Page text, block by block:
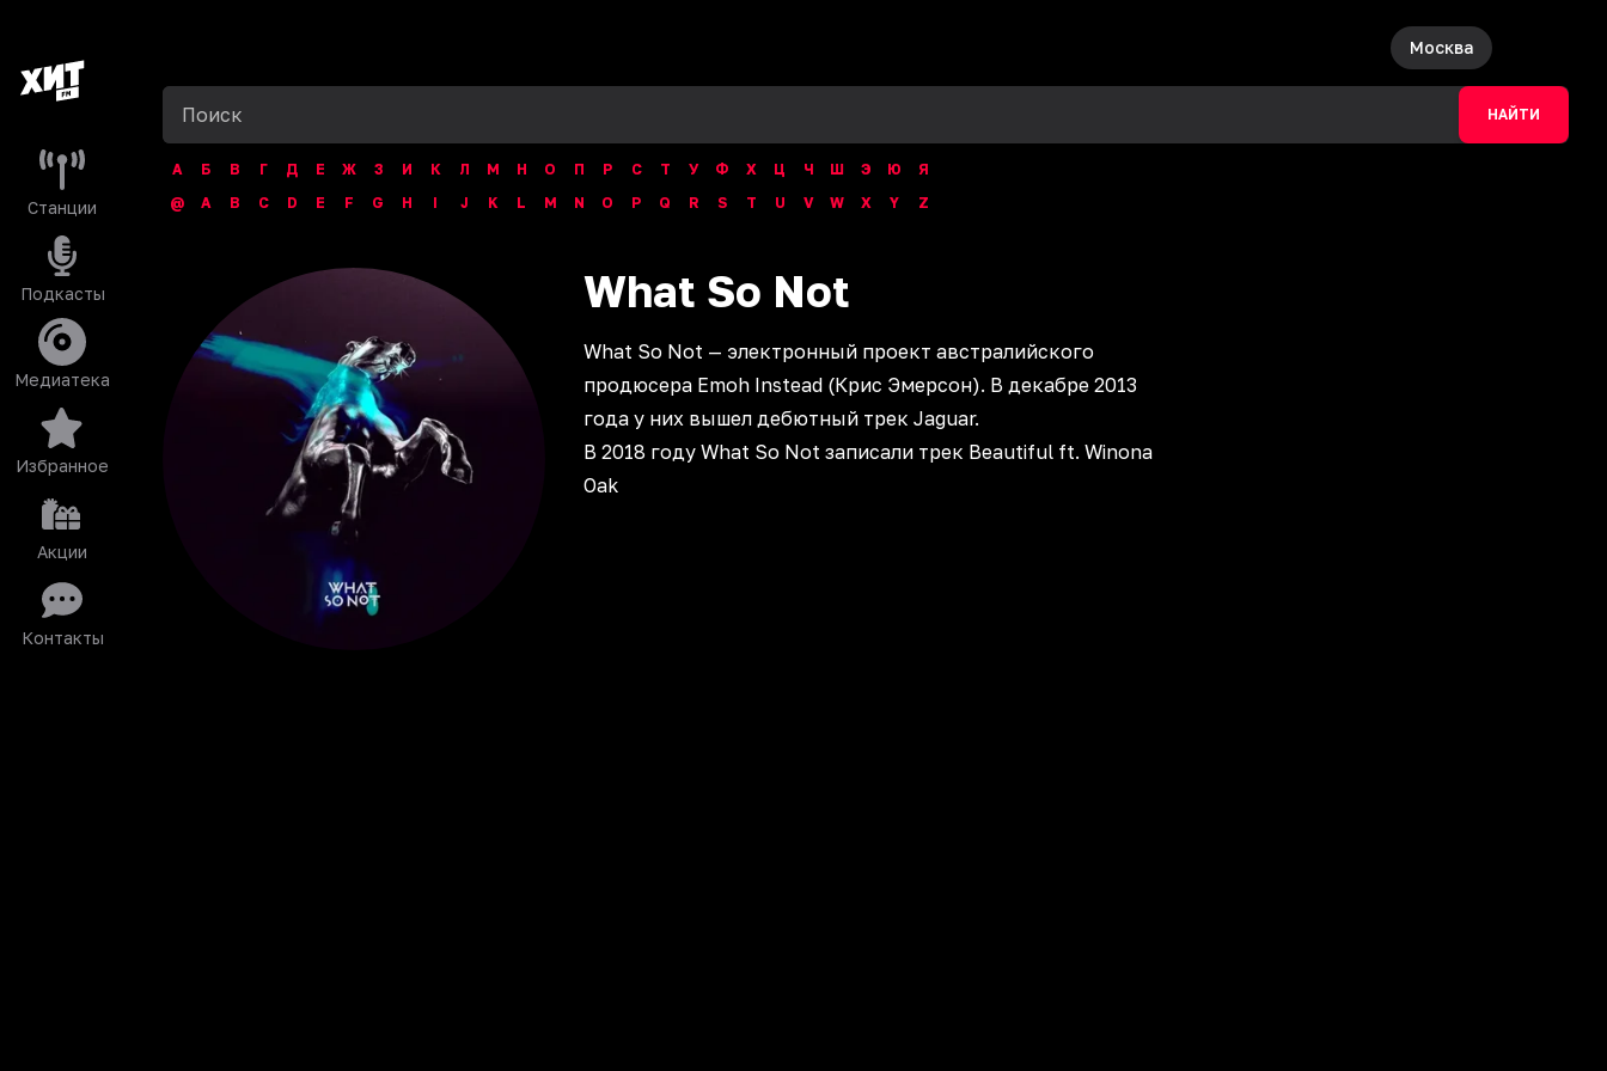
Станции
Подкасты
Медиатека
Избранное
Акции
Контакты
Москва
НАЙТИ
А Б В Г Д Е Ж З И К Л М Н О П Р С Т У Ф Х Ц Ч Ш Э Ю
Я
@
A B C D E F G H I J K L M N O P Q R S T U V W X Y Z
What So Not
What So Not — электронный проект австралийского
продюсера Emoh Instead (Крис Эмерсон). В декабре 2013
года у них вышел дебютный трек Jaguar.
В 2018 году What So Not записали трек Beautiful ft. Winona
Oak